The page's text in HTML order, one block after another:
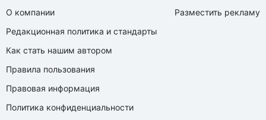
О компании
Редакционная политика и стандарты
Как стать нашим автором
Правила пользования
Правовая информация
Политика конфиденциальности
Разместить рекламу